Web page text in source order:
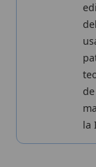
Wikitólica ©
histórico y litúrgico
Curso Católico,
analíticas
Política